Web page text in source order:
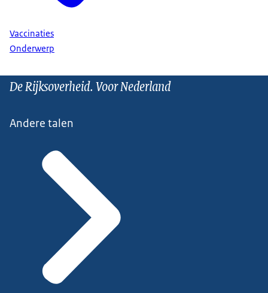
Vaccinaties
Onderwerp
De Rijksoverheid. Voor Nederland
Andere talen